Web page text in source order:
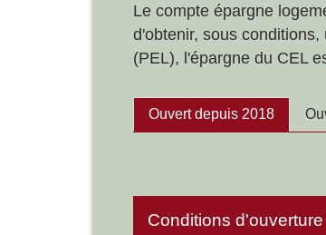
Le compte épargne
d'obtenir, sous
(PEL), l'épargne du CEL
Ouvert depuis 2018
Conditions d'ouverture